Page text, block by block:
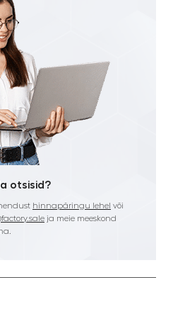
otsisid?
hinnapäringu lehel või
ja meie meeskond